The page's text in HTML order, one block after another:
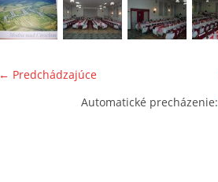
← Predchádzajúce
Automatické precházenie: